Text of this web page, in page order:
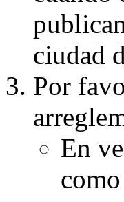
ciudad
Por
En